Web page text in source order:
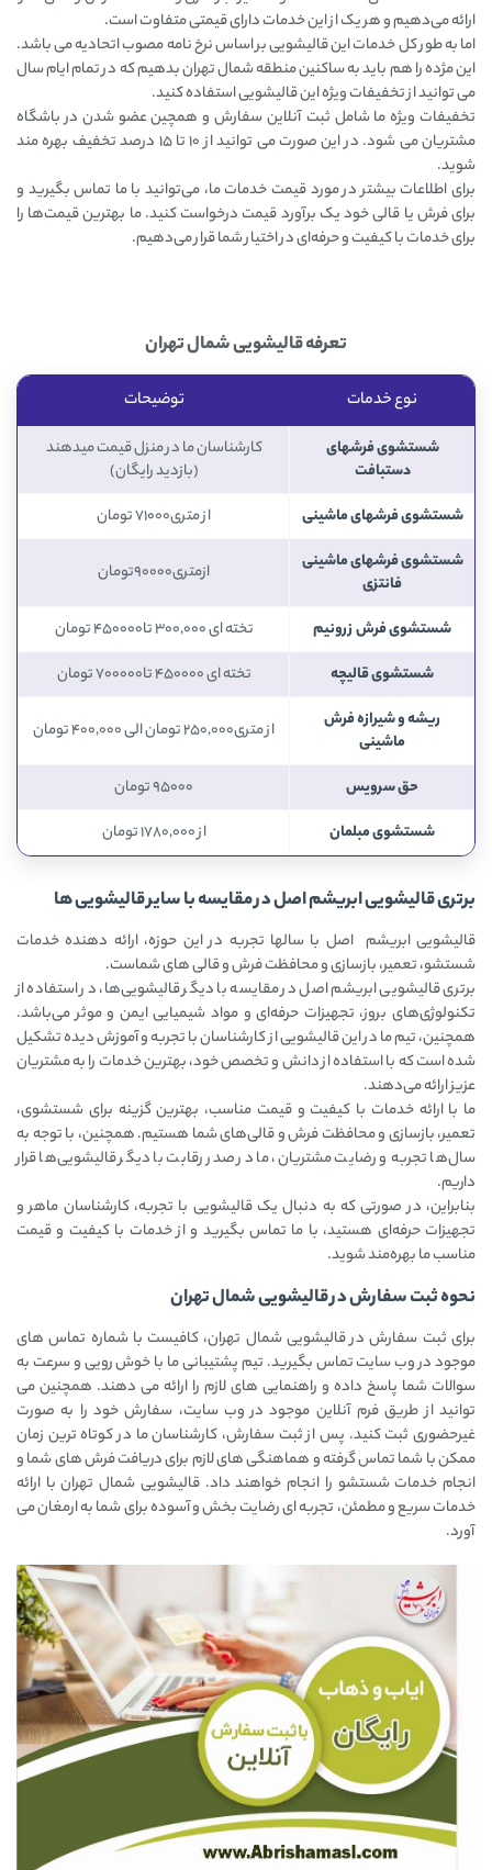
ارائه می‌دهیم و هر یک از این خدمات دارای قیمتی متفاوت است.
اما به طور کل خدمات این قالیشویی بر اساس نرخ نامه مصوب اتحادیه می باشد.
این مژده را هم باید به ساکنین منطقه شمال تهران بدهیم که در تمام ایام سال
می توانید از تخفیفات ویژه این قالیشویی استفاده کنید.
تخفیفات ویژه ما شامل ثبت آنلاین سفارش و همچین عضو شدن در باشگاه
مشتریان می شود. در این صورت می توانید از 10 تا 15 درصد تخفیف بهره مند
شوید.
برای اطلاعات بیشتر در مورد قیمت خدمات ما، می‌توانید با ما تماس بگیرید و
برای فرش یا قالی خود یک برآورد قیمت درخواست کنید. ما بهترین قیمت‌ها را
برای خدمات با کیفیت و حرفه‌ای در اختیار شما قرار می‌دهیم.
تعرفه قالیشویی شمال تهران
نوع خدمات توضیحات
شستشوی فرشهای
دستبافت
کارشناسان ما در منزل قیمت میدهند
(بازدید رایگان)
شستشوی فرشهای ماشینی
از متری71000 تومان
شستشوی فرشهای ماشینی
فانتزی
ازمتری90000تومان
شستشوی فرش زرونیم
تخته ای 300,000 تا450000 تومان
شستشوی قالیچه
تخته ای 450000 تا700000 تومان
ریشه و شیرازه فرش
ماشینی
از متری250,000 تومان الی 400,000 تومان
حق سرویس
95000 تومان
شستشوی مبلمان
از 1780,000 تومان
برتری قالیشویی ابریشم اصل در مقایسه با سایر قالیشویی ها
قالیشویی ابریشم اصل با سالها تجربه در این حوزه، ارائه دهنده خدمات
شستشو، تعمیر، بازسازی و محافظت فرش و قالی های شماست.
برتری قالیشویی ابریشم اصل در مقایسه با دیگر قالیشویی‌ها، در استفاده از
تکنولوژی‌های بروز، تجهیزات حرفه‌ای و مواد شیمیایی ایمن و موثر می‌باشد.
همچنین، تیم ما در این قالیشویی از کارشناسان با تجربه و آموزش دیده تشکیل
شده است که با استفاده از دانش و تخصص خود، بهترین خدمات را به مشتریان
عزیز ارائه می‌دهند.
ما با ارائه خدمات با کیفیت و قیمت مناسب، بهترین گزینه برای شستشوی،
تعمیر، بازسازی و محافظت فرش و قالی‌های شما هستیم. همچنین، با توجه به
سال‌ها تجربه و رضایت مشتریان، ما در صدر رقابت با دیگر قالیشویی‌ها قرار
داریم.
بنابراین، در صورتی که به دنبال یک قالیشویی با تجربه، کارشناسان ماهر و
تجهیزات حرفه‌ای هستید، با ما تماس بگیرید و از خدمات با کیفیت و قیمت
مناسب ما بهره‌مند شوید.
نحوه ثبت سفارش در قالیشویی شمال تهران
برای ثبت سفارش در قالیشویی شمال تهران، کافیست با شماره تماس ‌های
موجود در وب ‌سایت تماس بگیرید. تیم پشتیبانی ما با خوش ‌رویی و سرعت به
سوالات شما پاسخ داده و راهنمایی ‌های لازم را ارائه می ‌دهند. همچنین می
‌توانید از طریق فرم آنلاین موجود در وب ‌سایت، سفارش خود را به صورت
غیرحضوری ثبت کنید. پس از ثبت سفارش، کارشناسان ما در کوتاه ‌ترین زمان
ممکن با شما تماس گرفته و هماهنگی ‌های لازم برای دریافت فرش ‌های شما و
انجام خدمات شستشو را انجام خواهند داد. قالیشویی شمال تهران با ارائه
خدمات سریع و مطمئن، تجربه ‌ای رضایت ‌بخش و آسوده برای شما به ارمغان می
‌آورد.